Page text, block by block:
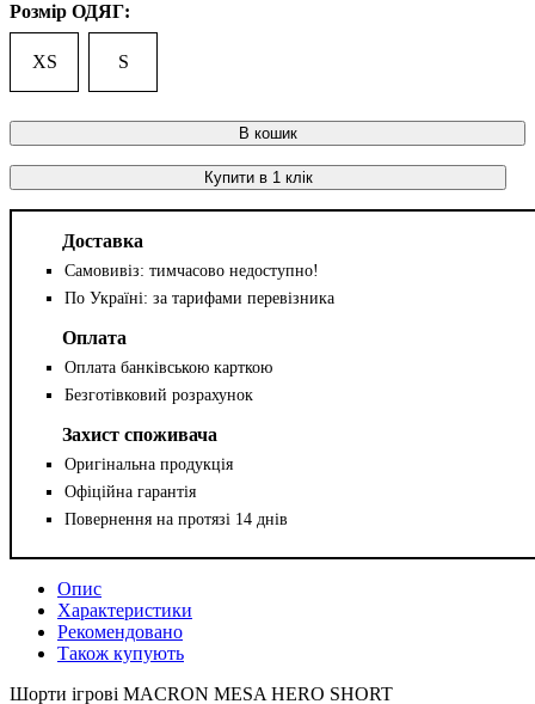
Розмір ОДЯГ:
XS S
В кошик
Купити в 1 клік
Доставка
Самовивіз: тимчасово недоступно!
По Україні: за тарифами перевізника
Оплата
Оплата банківською карткою
Безготівковий розрахунок
Захист споживача
Оригінальна продукція
Офіційна гарантія
Повернення на протязі 14 днів
Опис
Характеристики
Рекомендовано
Також купують
Шорти ігрові MACRON MESA HERO SHORT